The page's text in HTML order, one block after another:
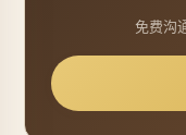
免费沟